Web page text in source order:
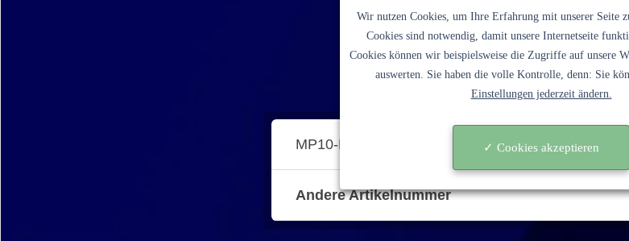
MP10-N (3707A002 schwarz)
Andere Artikelnummer
Wir nutzen Cookies, um Ihre Erfahrung mit unserer Seite
Cookies sind notwendig, damit unsere Internetseite
Cookies können wir beispielsweise die Zugriffe auf unsere
auswerten. Sie haben die volle Kontrolle, denn: Sie
Einstellungen jederzeit ändern.
✓ Cookies akzeptieren